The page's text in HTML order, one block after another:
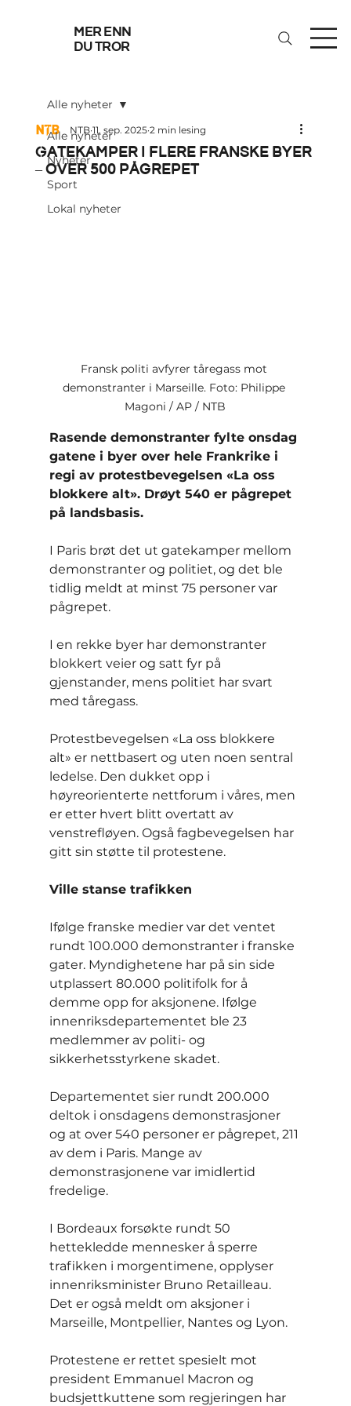
mer enn
du tror
Alle nyheter
Nyheter
Sport
Lokal nyheter
Alle nyheter
Gatekamper i flere franske byer
– over 500 pågrepet
NTB 11. sep. 2025 2 min lesing
Fransk politi avfyrer tåregass mot
demonstranter i Marseille. Foto: Philippe
Magoni / AP / NTB
Rasende demonstranter fylte onsdag
gatene i byer over hele Frankrike i
regi av protestbevegelsen «La oss
blokkere alt». Drøyt 540 er pågrepet
på landsbasis.
I Paris brøt det ut gatekamper mellom
demonstranter og politiet, og det ble
tidlig meldt at minst 75 personer var
pågrepet.
I en rekke byer har demonstranter
blokkert veier og satt fyr på
gjenstander, mens politiet har svart
med tåregass.
Protestbevegelsen «La oss blokkere
alt» er nettbasert og uten noen sentral
ledelse. Den dukket opp i
høyreorienterte nettforum i våres, men
er etter hvert blitt overtatt av
venstrefløyen. Også fagbevegelsen har
gitt sin støtte til protestene.
Ville stanse trafikken
Ifølge franske medier var det ventet
rundt 100.000 demonstranter i franske
gater. Myndighetene har på sin side
utplassert 80.000 politifolk for å
demme opp for aksjonene. Ifølge
innenriksdepartementet ble 23
medlemmer av politi- og
sikkerhetsstyrkene skadet.
Departementet sier rundt 200.000
deltok i onsdagens demonstrasjoner
og at over 540 personer er pågrepet, 211
av dem i Paris. Mange av
demonstrasjonene var imidlertid
fredelige.
I Bordeaux forsøkte rundt 50
hettekledde mennesker å sperre
trafikken i morgentimene, opplyser
innenriksminister Bruno Retailleau.
Det er også meldt om aksjoner i
Marseille, Montpellier, Nantes og Lyon.
Protestene er rettet spesielt mot
president Emmanuel Macron og
budsjettkuttene som regjeringen har